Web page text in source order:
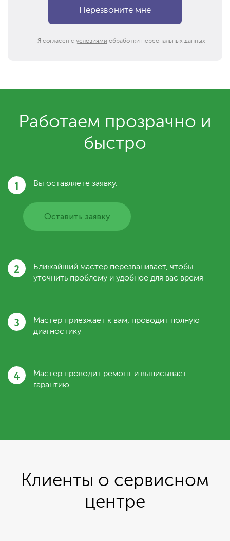
Я согласен с условиями обработки персональных данных
Работаем прозрачно и
быстро
1 Вы оставляете заявку.
Оставить заявку
2
Ближайший мастер перезванивает, чтобы
уточнить проблему и удобное для вас время
3
Мастер приезжает к вам, проводит полную
диагностику
4
Мастер проводит ремонт и выписывает
гарантию
Клиенты о сервисном
центре